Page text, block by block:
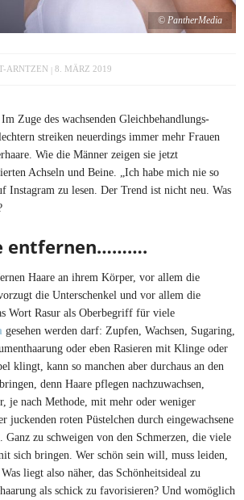
© PantherMedia
ARNTZEN 8. MÄRZ 2019
Zuge des wachsenden Gleichbehandlungs-
streiken neuerdings immer mehr Frauen
Wie die Männer zeigen sie jetzt
Achseln und Beine. „Ich habe mich nie so
Instagram zu lesen. Der Trend ist nicht neu. Was
entfernen……….
Haare an ihrem Körper, vor allem die
die Unterschenkel und vor allem die
Wort Rasur als Oberbegriff für viele
gesehen werden darf: Zupfen, Wachsen, Sugaring,
oder eben Rasieren mit Klinge oder
klingt, kann so manchen aber durchaus an den
denn Haare pflegen nachzuwachsen,
je nach Methode, mit mehr oder weniger
juckenden roten Püstelchen durch eingewachsene
Ganz zu schweigen von den Schmerzen, die viele
sich bringen. Wer schön sein will, muss leiden,
liegt also näher, das Schönheitsideal zu
als schick zu favorisieren? Und womöglich